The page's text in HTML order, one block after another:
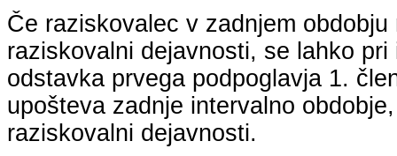
Če raziskovalec v zadnjem
raziskovalni dejavnosti, se lahko
odstavka prvega podpoglavja 1.
upošteva zadnje intervalno
raziskovalni dejavnosti.